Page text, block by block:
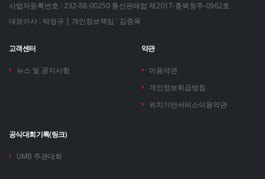
사업자등록번호 : 232-88-00250 통신판매업 제2017-충북청주-0962호
대표이사 : 박정규 | 개인정보책임 : 김종욱
고객센터
뉴스 및 공지사항
약관
이용약관
개인정보취급방침
위치기반서비스이용약관
공식대회기록(링크)
UMB 주관대회